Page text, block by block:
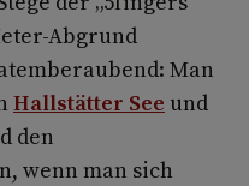
Abgrund
Man
Hallstätter See und
den
wenn man sich